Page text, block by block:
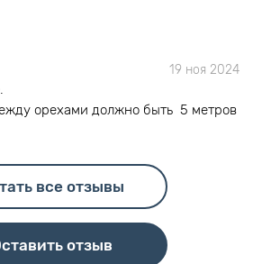
19 ноя 2024
орехами должно быть 5 метров
все отзывы
отзыв